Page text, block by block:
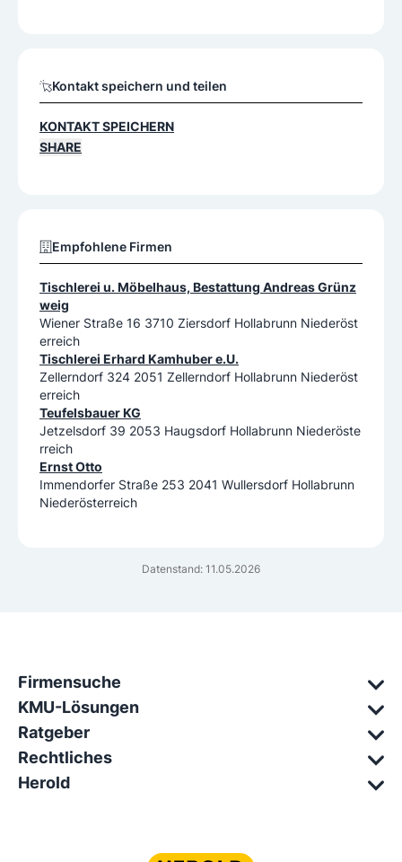
Datenstand: 11.05.2026
Kontakt speichern und teilen
KONTAKT SPEICHERN
SHARE
Empfohlene Firmen
Tischlerei u. Möbelhaus, Bestattung Andreas Grünz
weig
Wiener Straße 16 3710 Ziersdorf Hollabrunn Niederöst
erreich
Tischlerei Erhard Kamhuber e.U.
Zellerndorf 324 2051 Zellerndorf Hollabrunn Niederöst
erreich
Teufelsbauer KG
Jetzelsdorf 39 2053 Haugsdorf Hollabrunn Niederöste
rreich
Ernst Otto
Immendorfer Straße 253 2041 Wullersdorf Hollabrunn
Niederösterreich
Firmensuche
KMU-Lösungen
Ratgeber
Rechtliches
Herold